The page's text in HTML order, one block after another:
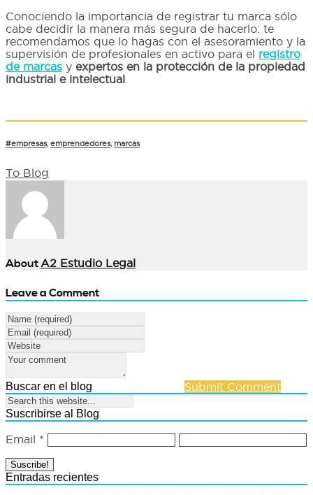
Conociendo la importancia de registrar tu marca sólo
cabe decidir la manera más segura de hacerlo: te
recomendamos que lo hagas con el asesoramiento y la
supervisión de profesionales en activo para el registro
de marcas y expertos en la protección de la propiedad
industrial e intelectual
#empresas, emprendedores, marcas
To Blog
About A2 Estudio Legal
Leave a Comment
Submit Comment
Buscar en el blog
Suscribirse al Blog
Email *
Entradas recientes